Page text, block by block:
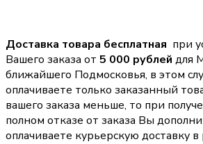
Доставка товара бесплатная при
Вашего заказа от 5 000 рублей для
ближайшего Подмосковья, в этом
оплачиваете только заказанный
вашего заказа меньше, то при
полном отказе от заказа Вы
оплачиваете курьерскую доставку